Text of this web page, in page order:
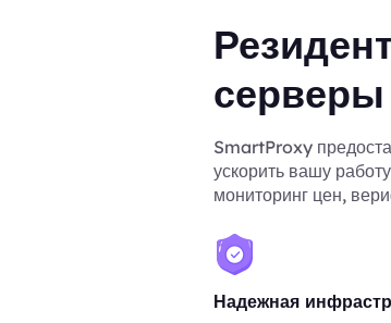
SmartProxy
ускорить вашу
мониторинг цен,
Надежная